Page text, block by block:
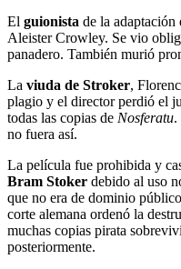
El guionista de la
Aleister Crowley. Se vio
panadero. También murió
La viuda de Stroker,
plagio y el director perdió el
todas las copias de Nosferatu.
no fuera así.
La película fue prohibida y
Bram Stoker debido al uso
que no era de dominio
corte alemana ordenó la
muchas copias pirata
posteriormente.